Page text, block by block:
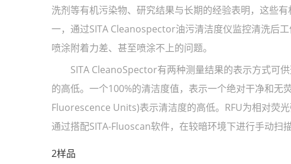
洗剂等有机污染物、研究结果与长期的经验表明，这些
一，通过SITA Cleanospector油污清洁度仪监控清洗后
喷涂附着力差、甚至喷涂不上的问题。
SITA CleanoSpector有两种测量结果的表示方式可供
的高低。一个100%的清洁度值，表示一个绝对干净和
Fluorescence Units)表示清洁度的高低。RFU为相对荧
通过搭配SITA-Fluoscan软件，在较暗环境下进行手动
2样品